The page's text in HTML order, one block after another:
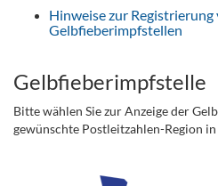
Hinweise zur
Gelbfieberimpfstellen
Gelbfieberimpfstelle
Bitte wählen Sie zur Anzeige der
gewünschte Postleitzahlen-Region